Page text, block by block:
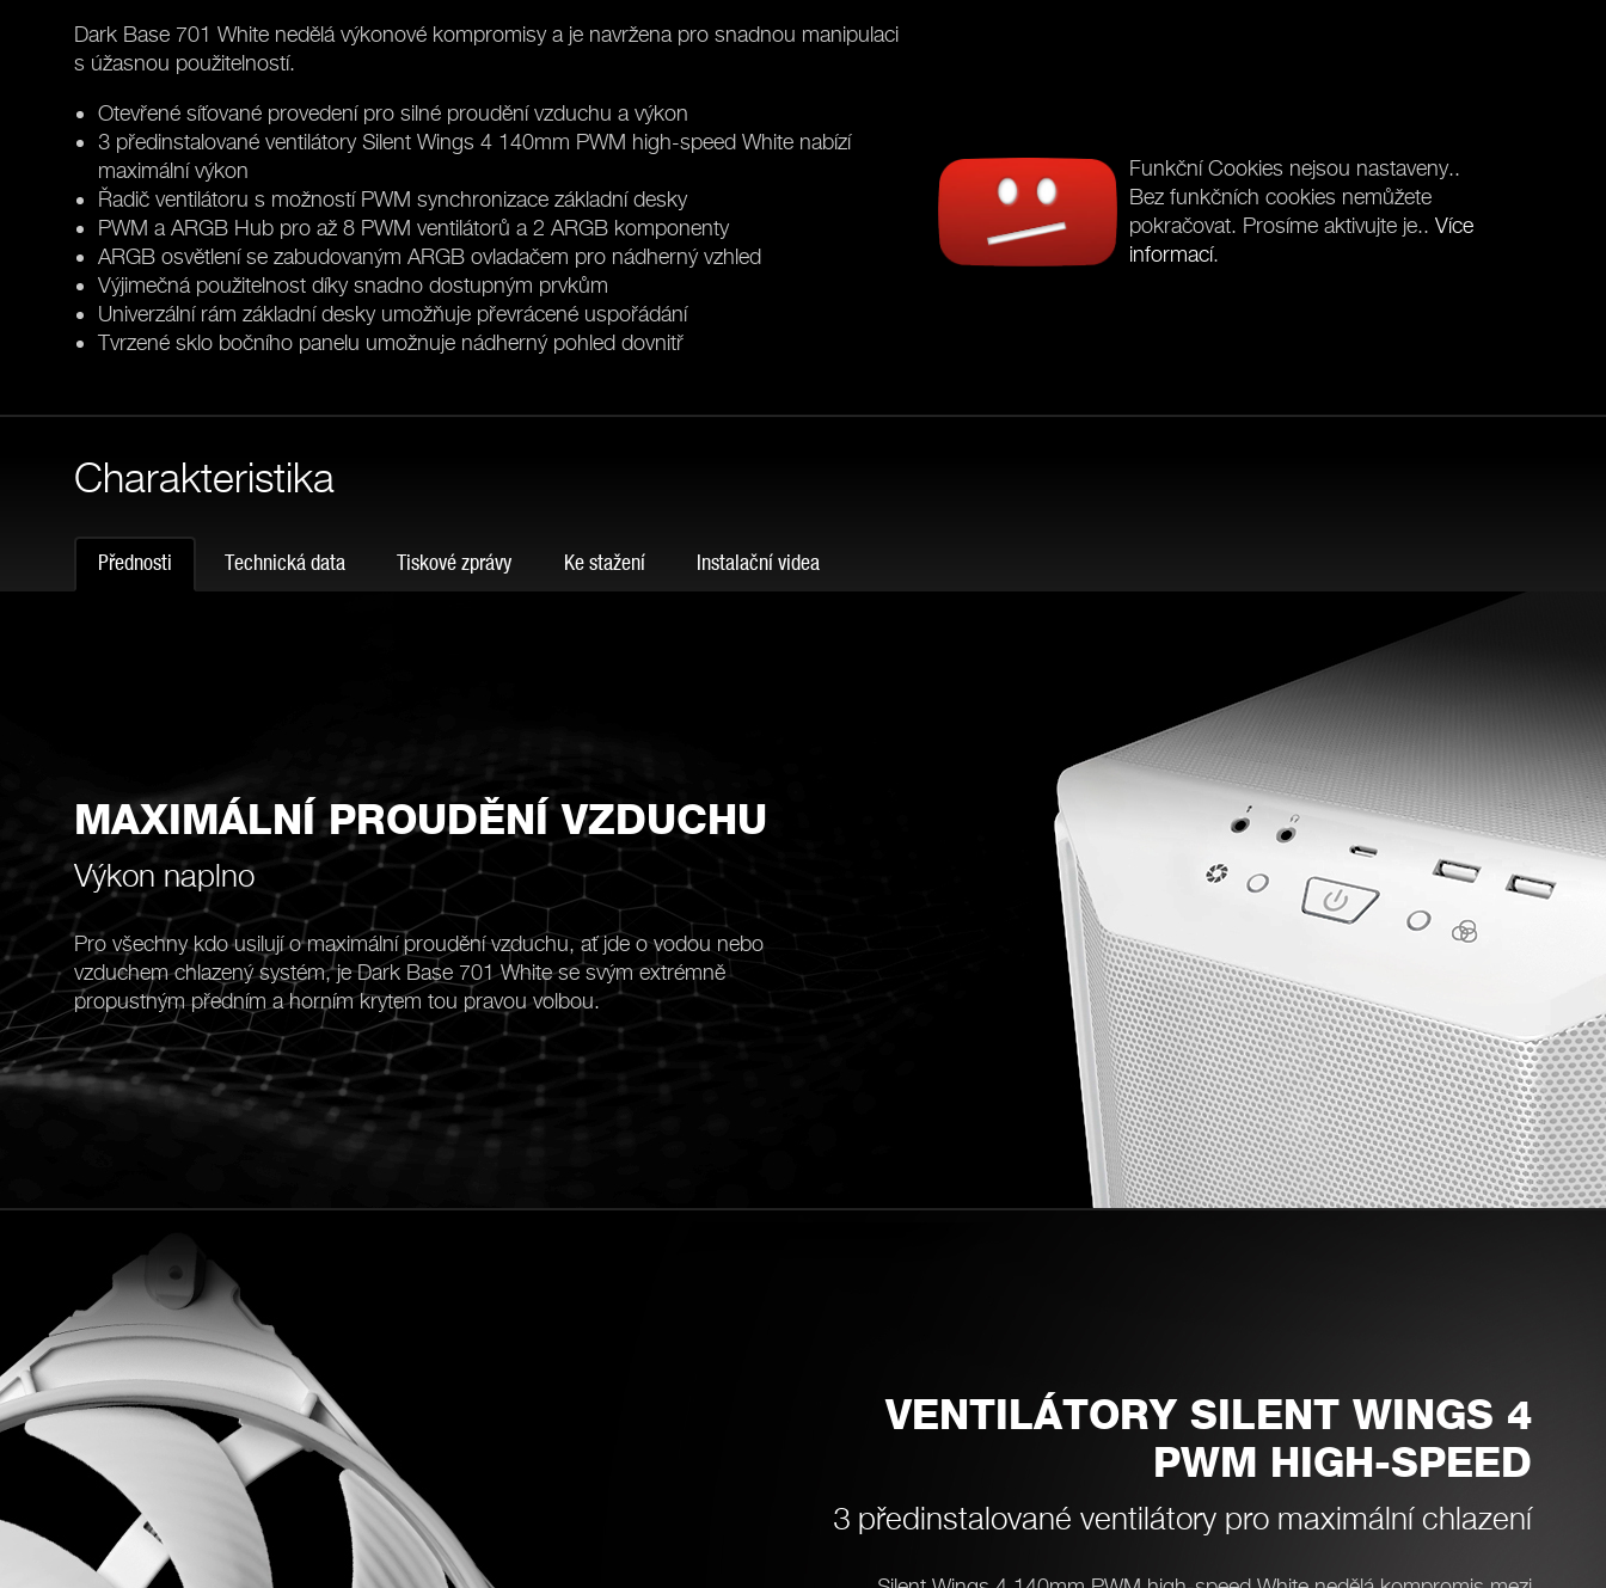
Dark Base 701 White nedělá výkonové kompromisy a je navržena pro snadnou manipulaci
s úžasnou použitelností.
Otevřené síťované provedení pro silné proudění vzduchu a výkon
3 předinstalované ventilátory Silent Wings 4 140mm PWM high-speed White nabízí
maximální výkon
Řadič ventilátoru s možností PWM synchronizace základní desky
PWM a ARGB Hub pro až 8 PWM ventilátorů a 2 ARGB komponenty
ARGB osvětlení se zabudovaným ARGB ovladačem pro nádherný vzhled
Výjimečná použitelnost díky snadno dostupným prvkům
Univerzální rám základní desky umožňuje převrácené uspořádání
Tvrzené sklo bočního panelu umožnuje nádherný pohled dovnitř
Funkční Cookies nejsou nastaveny..
Bez funkčních cookies nemůžete
pokračovat. Prosíme aktivujte je..Více
informací.
Charakteristika
Přednosti Technická data Tiskové zprávy Ke stažení Instalační videa
MAXIMÁLNÍ PROUDĚNÍ VZDUCHU
Výkon naplno
Pro všechny kdo usilují o maximální proudění vzduchu, ať jde o vodou nebo
vzduchem chlazený systém, je Dark Base 701 White se svým extrémně
propustným předním a horním krytem tou pravou volbou.
VENTILÁTORY SILENT WINGS 4
PWM HIGH-SPEED
3 předinstalované ventilátory pro maximální chlazení